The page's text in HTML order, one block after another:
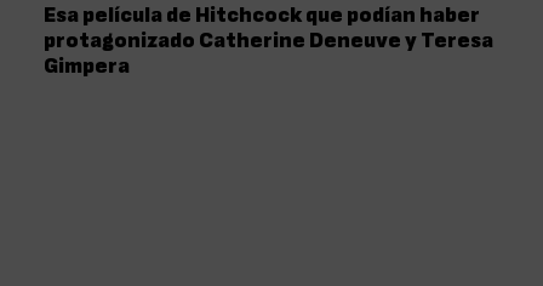
Esa película de Hitchcock que podían haber
protagonizado Catherine Deneuve y Teresa
Gimpera